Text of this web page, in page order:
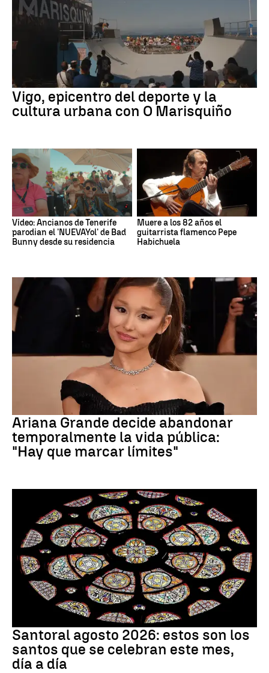
Vigo, epicentro del deporte y la
cultura urbana con O Marisquiño
Vídeo: Ancianos de Tenerife
parodian el 'NUEVAYol' de Bad
Bunny desde su residencia
Muere a los 82 años el
guitarrista flamenco Pepe
Habichuela
Ariana Grande decide abandonar
temporalmente la vida pública:
"Hay que marcar límites"
Santoral agosto 2026: estos son los
santos que se celebran este mes,
día a día